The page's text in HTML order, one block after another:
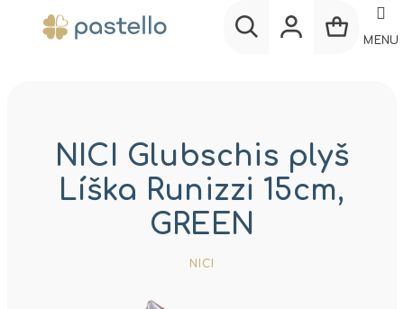
MENU
NICI Glubschis plyš
Líška Runizzi 15cm,
GREEN
NICI